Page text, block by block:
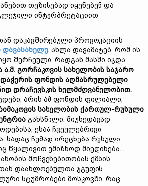
თეზისებად იყენებენ და
ინტერპრეტაციით
დაკავშირებული პროვოკაციის
დავასახელე, ახლა დავამატებ, რომ ის
შერჩეული, რადგან მასში იჯდა
ა.მ. გორჩაკოვის სახელობის საჯარო
ფონდის აღმასრულებელი
დრაჩევსკის ხელმძღვანელობით.
არის ამ ფონდის ფილიალი,
სახელობის ქართულ-რუსული
გახსნილი. მიუხედავად
ესაა ჩვეულებრივი
სადაც ჩუმად ირეცხება რუსული
წყალივით უმიზნოდ მიედინება...
მოჩვენებითობას ქმნის
დაახლოებულთა ჯგუფის
სტუმრობები მოსკოვში, რაც